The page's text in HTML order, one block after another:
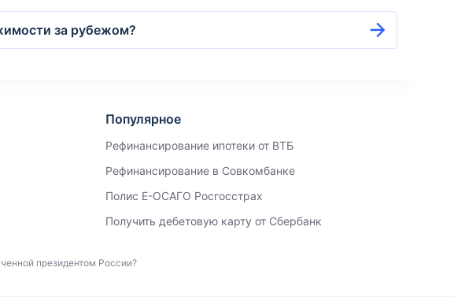
за рубежом?
Популярное
Рефинансирование ипотеки от ВТБ
Рефинансирование в Совкомбанке
Полис Е-ОСАГО Росгосстрах
Получить дебетовую карту от Сбербанк
президентом России?